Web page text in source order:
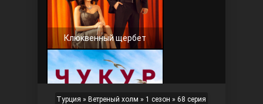
Клюквенный щербет
Турция » Ветреный холм » 1 сезон » 68 серия